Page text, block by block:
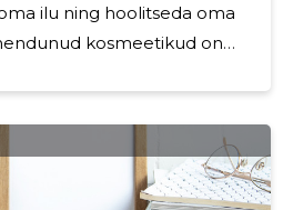
ilu ning hoolitseda oma
kosmeetikud on
keskenduvad Sinu